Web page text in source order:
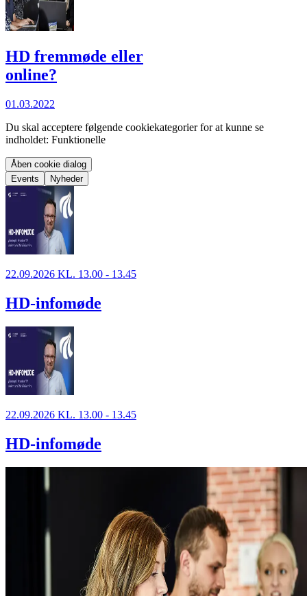
HD fremmøde eller
online?
01.03.2022
Du skal acceptere følgende cookiekategorier for at kunne se
indholdet: Funktionelle
Åben cookie dialog
Events
Nyheder
22.09.2026 KL. 13.00 - 13.45
HD-infomøde
22.09.2026 KL. 13.00 - 13.45
HD-infomøde